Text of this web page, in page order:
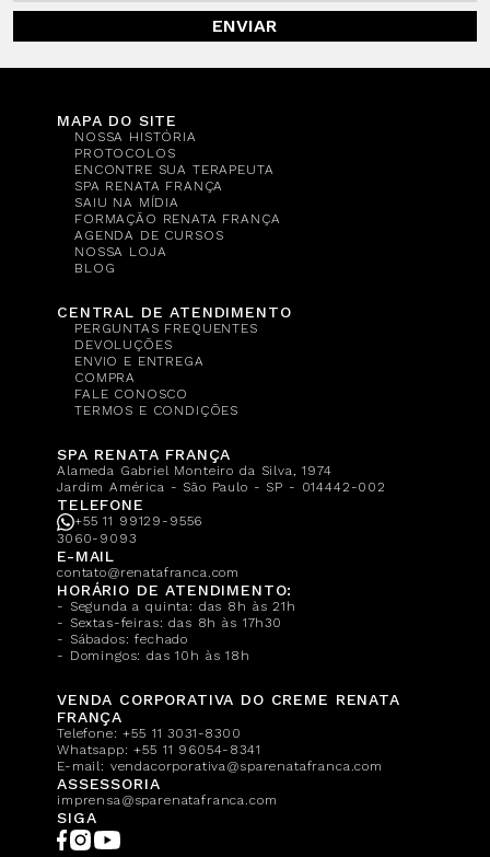
ENVIAR
MAPA DO SITE
NOSSA HISTÓRIA
PROTOCOLOS
ENCONTRE SUA TERAPEUTA
SPA RENATA FRANÇA
SAIU NA MÍDIA
FORMAÇÃO RENATA FRANÇA
AGENDA DE CURSOS
NOSSA LOJA
BLOG
CENTRAL DE ATENDIMENTO
PERGUNTAS FREQUENTES
DEVOLUÇÕES
ENVIO E ENTREGA
COMPRA
FALE CONOSCO
TERMOS E CONDIÇÕES
SPA RENATA FRANÇA
Alameda Gabriel Monteiro da Silva, 1974
Jardim América - São Paulo - SP - 014442-002
TELEFONE
+55 11 99129-9556
3060-9093
E-MAIL
contato@renatafranca.com
HORÁRIO DE ATENDIMENTO:
- Segunda a quinta: das 8h às 21h
- Sextas-feiras: das 8h às 17h30
- Sábados: fechado
- Domingos: das 10h às 18h
VENDA CORPORATIVA DO CREME RENATA
FRANÇA
Telefone:+55 11 3031-8300
Whatsapp:+55 11 96054-8341
E-mail: vendacorporativa@sparenatafranca.com
ASSESSORIA
imprensa@sparenatafranca.com
SIGA